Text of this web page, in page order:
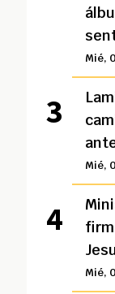
Mié,
Mié,
Mié,